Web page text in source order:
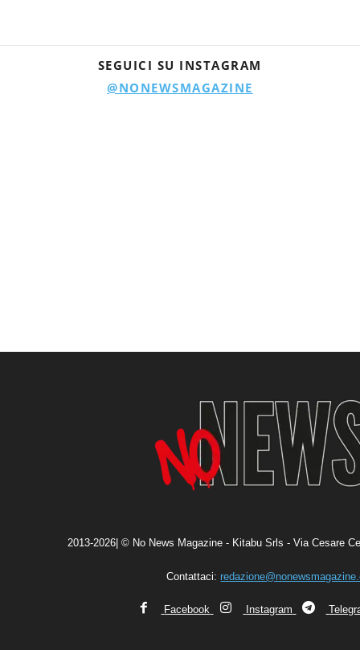
SEGUICI SU INSTAGRAM
@NONEWSMAGAZINE
2013-2026| © No News Magazine - Kitabu Srls - Via Cesare
Contattaci:
Facebook Instagram